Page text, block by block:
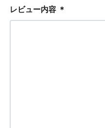
レビュー内容 ＊